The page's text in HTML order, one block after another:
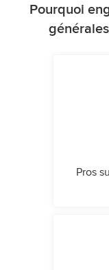
Pourquoi
Pros